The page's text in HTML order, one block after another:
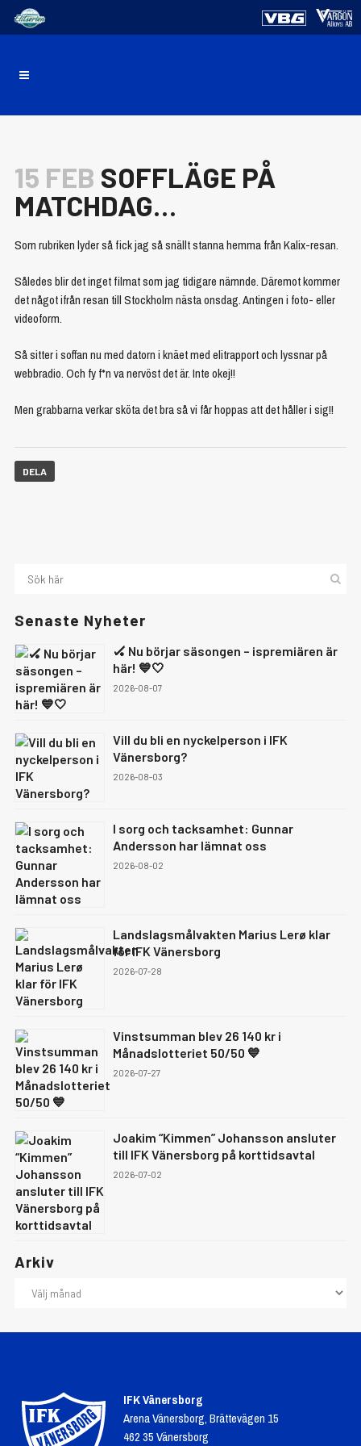
15 FEB SOFFLÄGE PÅ
MATCHDAG…
Som rubriken lyder så fick jag så snällt stanna hemma från Kalix-resan.
Således blir det inget filmat som jag tidigare nämnde. Däremot kommer
det något ifrån resan till Stockholm nästa onsdag. Antingen i foto- eller
videoform.
Så sitter i soffan nu med datorn i knäet med elitrapport och lyssnar på
webbradio. Och fy f*n va nervöst det är. Inte okej!!
Men grabbarna verkar sköta det bra så vi får hoppas att det håller i sig!!
DELA
Senaste Nyheter
🏑 Nu börjar säsongen – ispremiären är
här! 💙🤍
2026-08-07
Vill du bli en nyckelperson i IFK
Vänersborg?
2026-08-03
I sorg och tacksamhet: Gunnar
Andersson har lämnat oss
2026-08-02
Landslagsmålvakten Marius Lerø klar
för IFK Vänersborg
2026-07-28
Vinstsumman blev 26 140 kr i
Månadslotteriet 50/50 💙
2026-07-27
Joakim “Kimmen” Johansson ansluter
till IFK Vänersborg på korttidsavtal
2026-07-02
Arkiv
IFK Vänersborg
Arena Vänersborg, Brättevägen 15
462 35 Vänersborg